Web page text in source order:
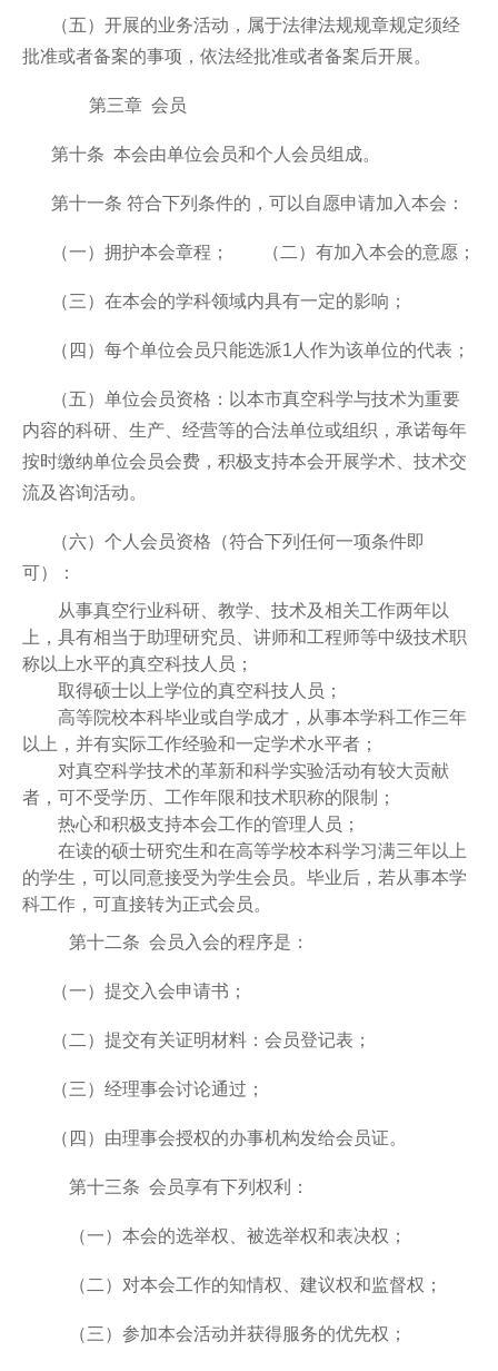
（五）开展的业务活动，属于法律法规规章规定须经
批准或者备案的事项，依法经批准或者备案后开展。
第三章 会员
第十条 本会由单位会员和个人会员组成。
第十一条 符合下列条件的，可以自愿申请加入本会：
（一）拥护本会章程； （二）有加入本会的意愿；
（三）在本会的学科领域内具有一定的影响；
（四）每个单位会员只能选派1人作为该单位的代表；
（五）单位会员资格：以本市真空科学与技术为重要
内容的科研、生产、经营等的合法单位或组织，承诺每年
按时缴纳单位会员会费，积极支持本会开展学术、技术交
流及咨询活动。
（六）个人会员资格（符合下列任何一项条件即
可）：
从事真空行业科研、教学、技术及相关工作两年以
上，具有相当于助理研究员、讲师和工程师等中级技术职
称以上水平的真空科技人员；
取得硕士以上学位的真空科技人员；
高等院校本科毕业或自学成才，从事本学科工作三年
以上，并有实际工作经验和一定学术水平者；
对真空科学技术的革新和科学实验活动有较大贡献
者，可不受学历、工作年限和技术职称的限制；
热心和积极支持本会工作的管理人员；
在读的硕士研究生和在高等学校本科学习满三年以上
的学生，可以同意接受为学生会员。毕业后，若从事本学
科工作，可直接转为正式会员。
第十二条 会员入会的程序是：
（一）提交入会申请书；
（二）提交有关证明材料：会员登记表；
（三）经理事会讨论通过；
（四）由理事会授权的办事机构发给会员证。
第十三条 会员享有下列权利：
（一）本会的选举权、被选举权和表决权；
（二）对本会工作的知情权、建议权和监督权；
（三）参加本会活动并获得服务的优先权；